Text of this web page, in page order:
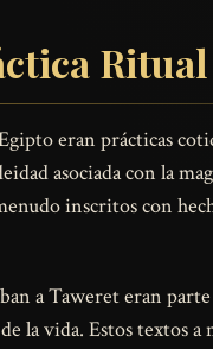
eran prácticas
asociada con la
inscritos con
a Taweret eran
la vida. Estos textos a